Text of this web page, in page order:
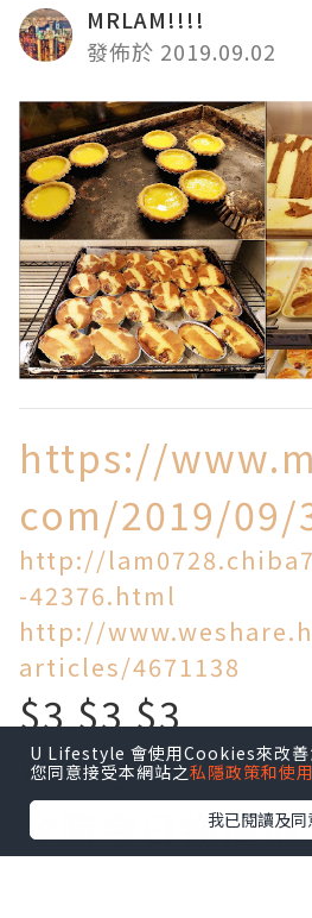
MRLAM!!!!
發佈於 2019.09.02
https://
com/2019/09/
http://
-42376.html
http://
articles/4671138
$3 $3 $3
買到乜!
今時今日物價
U Lifestyle 會使用Cookies來改善
您同意接受本網站之私隱政策和使
我已閱讀及同